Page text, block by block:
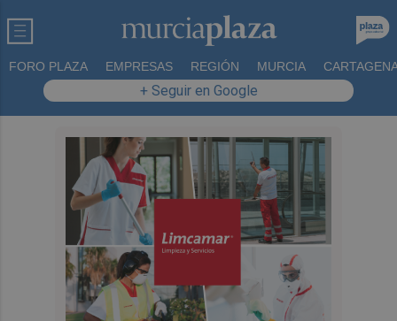
FORO PLAZA EMPRESAS REGIÓN MURCIA
+ Seguir en Google